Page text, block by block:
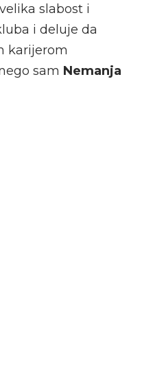
slabost i
i deluje da
karijerom
sam Nemanja